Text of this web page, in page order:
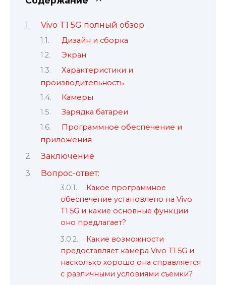
Vivo T1 5G полный обзор
Дизайн и сборка
Экран
Характеристики и
производительность
Камеры
Зарядка батареи
Программное обеспечение и
приложения
Заключение
Вопрос-ответ:
Какое программное
обеспечение установлено на Vivo
T1 5G и какие основные функции
оно предлагает?
Какие возможности
предоставляет камера Vivo T1 5G и
насколько хорошо она справляется
с различными условиями съемки?